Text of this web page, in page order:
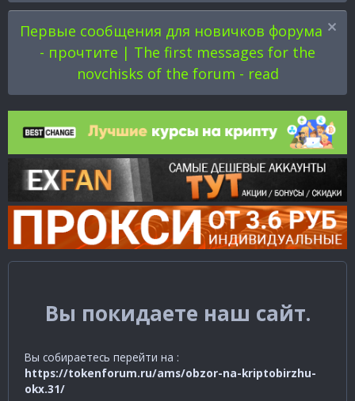
Первые сообщения для новичков форума
- прочтите | The first messages for the
novchisks of the forum - read
Вы покидаете наш сайт.
Вы собираетесь перейти на :
https://tokenforum.ru/ams/obzor-na-kriptobirzhu-
okx.31/